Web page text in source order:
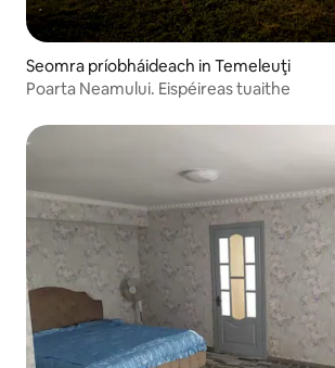
Seomra príobháideach in Temeleuţi
Poarta Neamului. Eispéireas tuaithe